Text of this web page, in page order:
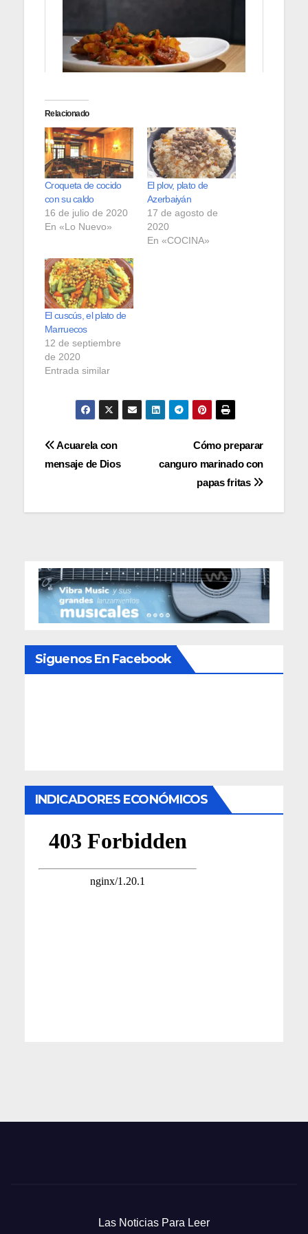
Relacionado
Croqueta de cocido
con su caldo
16 de julio de 2020
En «Lo Nuevo»
El plov, plato de
Azerbaiyán
17 de agosto de
2020
En «COCINA»
El cuscús, el plato de
Marruecos
12 de septiembre
de 2020
Entrada similar
Navegación
entradas
Cómo preparar
canguro marinado con
papas fritas
Acuarela con
mensaje de Dios
Siguenos En Facebook
INDICADORES ECONÓMICOS
Las Noticias Para Leer